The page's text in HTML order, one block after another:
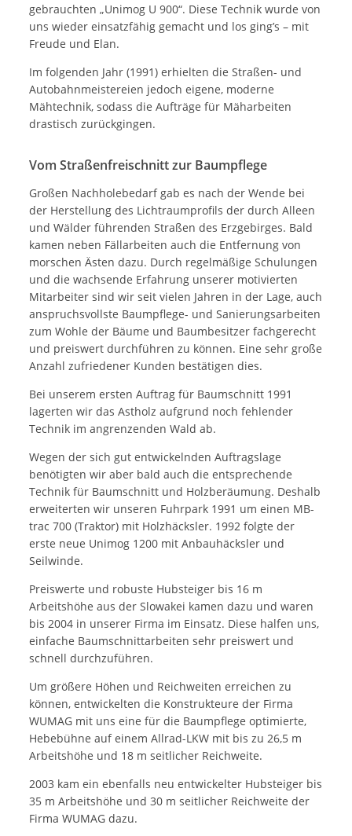
gebrauchten „Unimog U 900“. Diese Technik wurde von
uns wieder einsatzfähig gemacht und los ging’s – mit
Freude und Elan.
Im folgenden Jahr (1991) erhielten die Straßen- und
Autobahnmeistereien jedoch eigene, moderne
Mähtechnik, sodass die Aufträge für Mäharbeiten
drastisch zurückgingen.
Vom Straßenfreischnitt zur Baumpflege
Großen Nachholebedarf gab es nach der Wende bei
der Herstellung des Lichtraumprofils der durch Alleen
und Wälder führenden Straßen des Erzgebirges. Bald
kamen neben Fällarbeiten auch die Entfernung von
morschen Ästen dazu. Durch regelmäßige Schulungen
und die wachsende Erfahrung unserer motivierten
Mitarbeiter sind wir seit vielen Jahren in der Lage, auch
anspruchsvollste Baumpflege- und Sanierungsarbeiten
zum Wohle der Bäume und Baumbesitzer fachgerecht
und preiswert durchführen zu können. Eine sehr große
Anzahl zufriedener Kunden bestätigen dies.
Bei unserem ersten Auftrag für Baumschnitt 1991
lagerten wir das Astholz aufgrund noch fehlender
Technik im angrenzenden Wald ab.
Wegen der sich gut entwickelnden Auftragslage
benötigten wir aber bald auch die entsprechende
Technik für Baumschnitt und Holzberäumung. Deshalb
erweiterten wir unseren Fuhrpark 1991 um einen MB-
trac 700 (Traktor) mit Holzhäcksler. 1992 folgte der
erste neue Unimog 1200 mit Anbauhäcksler und
Seilwinde.
Preiswerte und robuste Hubsteiger bis 16 m
Arbeitshöhe aus der Slowakei kamen dazu und waren
bis 2004 in unserer Firma im Einsatz. Diese halfen uns,
einfache Baumschnittarbeiten sehr preiswert und
schnell durchzuführen.
Um größere Höhen und Reichweiten erreichen zu
können, entwickelten die Konstrukteure der Firma
WUMAG mit uns eine für die Baumpflege optimierte,
Hebebühne auf einem Allrad-LKW mit bis zu 26,5 m
Arbeitshöhe und 18 m seitlicher Reichweite.
2003 kam ein ebenfalls neu entwickelter Hubsteiger bis
35 m Arbeitshöhe und 30 m seitlicher Reichweite der
Firma WUMAG dazu.